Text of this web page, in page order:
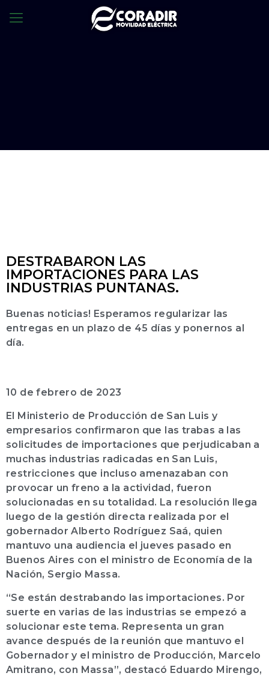
DESTRABARON LAS
IMPORTACIONES PARA LAS
INDUSTRIAS PUNTANAS.
Buenas noticias! Esperamos regularizar las
entregas en un plazo de 45 días y ponernos al
día.
10 de febrero de 2023
El Ministerio de Producción de San Luis y
empresarios confirmaron que las trabas a las
solicitudes de importaciones que perjudicaban a
muchas industrias radicadas en San Luis,
restricciones que incluso amenazaban con
provocar un freno a la actividad, fueron
solucionadas en su totalidad. La resolución llega
luego de la gestión directa realizada por el
gobernador Alberto Rodríguez Saá, quien
mantuvo una audiencia el jueves pasado en
Buenos Aires con el ministro de Economía de la
Nación, Sergio Massa.
“Se están destrabando las importaciones. Por
suerte en varias de las industrias se empezó a
solucionar este tema. Representa un gran
avance después de la reunión que mantuvo el
Gobernador y el ministro de Producción, Marcelo
Amitrano, con Massa”, destacó Eduardo Mirengo,